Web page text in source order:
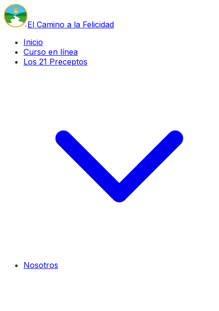
El Camino a la Felicidad
Inicio
Curso en línea
Los 21 Preceptos
Nosotros